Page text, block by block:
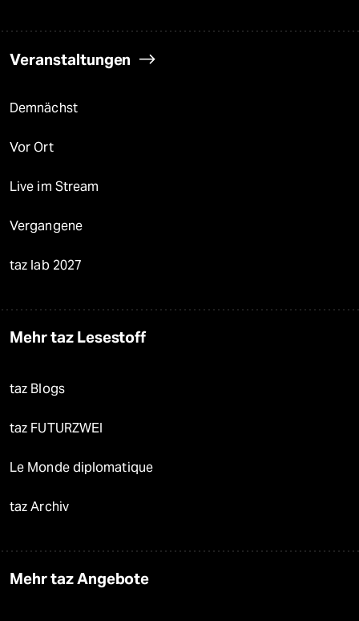
Veranstaltungen
Demnächst
Vor Ort
Live im Stream
Vergangene
taz lab 2027
Mehr taz Lesestoff
taz Blogs
taz FUTURZWEI
Le Monde diplomatique
taz Archiv
Mehr taz Angebote